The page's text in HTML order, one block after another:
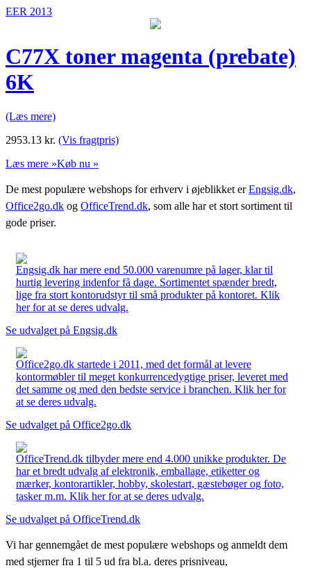
EER 2013
C77X toner magenta (prebate)
6K
(Læs mere)
2953.13 kr. (Vis fragtpris)
Læs mere »Køb nu »
De mest populære webshops for erhverv i øjeblikket erEngsig.dk,
Office2go.dk og OfficeTrend.dk, som alle har et stort sortiment til
gode priser.
Engsig.dk har mere end 50.000 varenumre på lager, klar til
hurtig levering indenfor få dage. Sortimentet spænder bredt,
lige fra stort kontorudstyr til små produkter på kontoret. Klik
her for at se deres udvalg.
Se udvalget på Engsig.dk
Office2go.dk startede i 2011, med det formål at levere
kontormøbler til meget konkurrencedygtige priser, leveret med
det samme og med den bedste service i branchen. Klik her for
at se deres udvalg.
Se udvalget på Office2go.dk
OfficeTrend.dk tilbyder mere end 4.000 unikke produkter. De
har et bredt udvalg af elektronik, emballage, etiketter og
mærker, kontorartikler, hobby, skolestart, gæstebøger og foto,
tasker m.m. Klik her for at se deres udvalg.
Se udvalget på OfficeTrend.dk
Vi har gennemgået de mest populære webshops og anmeldt dem
med stjerner fra 1 til 5 ud fra bl.a. deres prisniveau,